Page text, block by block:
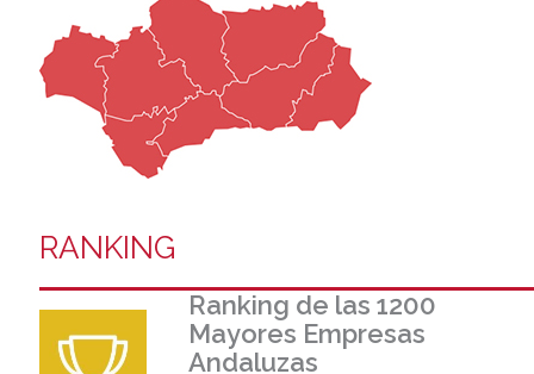
RANKING
Ranking de las 1200
Mayores Empresas
Andaluzas